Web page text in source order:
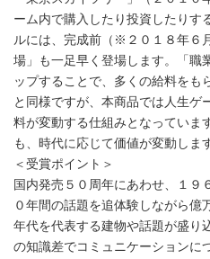
ーム内で購入したり投資したりす
ルには、完成前（※２０１８年６
場」も一足早く登場します。「職
ップすることで、多くの給料をも
と同様ですが、本商品では人生ゲ
料が変動する仕組みとなっていま
も、時代に応じて価値が変動しま
＜受賞ポイント＞
国内発売５０周年にあわせ、１９
０年間の話題を追体験しながら億
年代を代表する建物や話題が盛り
の知識差でコミュニケーションに